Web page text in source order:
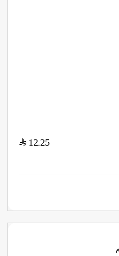
12.25
$